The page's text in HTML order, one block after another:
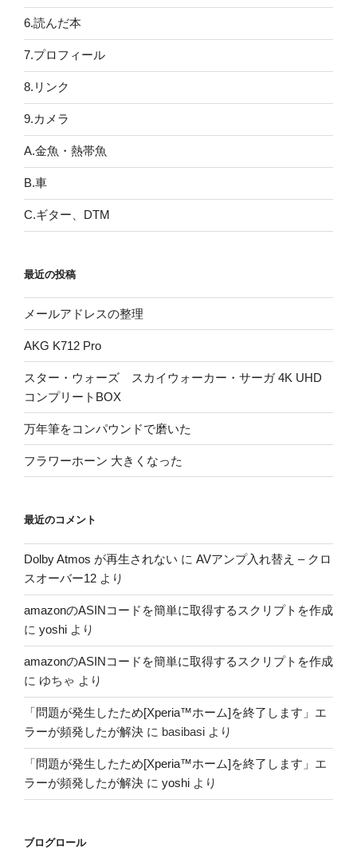
6.読んだ本
7.プロフィール
8.リンク
9.カメラ
A.金魚・熱帯魚
B.車
C.ギター、DTM
最近の投稿
メールアドレスの整理
AKG K712 Pro
スター・ウォーズ スカイウォーカー・サーガ 4K UHD
コンプリートBOX
万年筆をコンパウンドで磨いた
フラワーホーン 大きくなった
最近のコメント
Dolby Atmos が再生されない に AVアンプ入れ替え – クロ
スオーバー12 より
amazonのASINコードを簡単に取得するスクリプトを作成
に yoshi より
amazonのASINコードを簡単に取得するスクリプトを作成
に ゆちゃ より
「問題が発生したため[Xperia™ホーム]を終了します」エ
ラーが頻発したが解決 に basibasi より
「問題が発生したため[Xperia™ホーム]を終了します」エ
ラーが頻発したが解決 に yoshi より
ブログロール